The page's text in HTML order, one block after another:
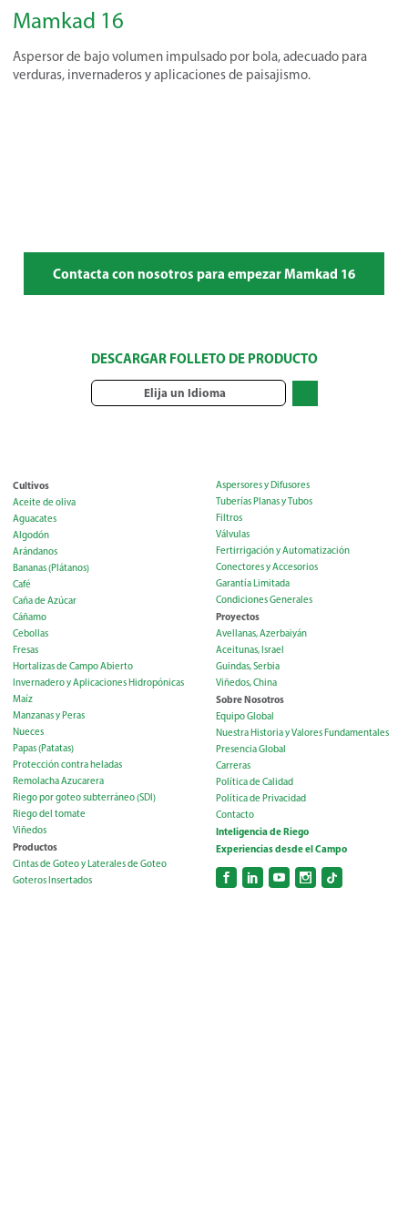
Mamkad 16
Aspersor de bajo volumen impulsado por bola, adecuado para
verduras, invernaderos y aplicaciones de paisajismo.
Contacta con nosotros para empezar Mamkad 16
DESCARGAR FOLLETO DE PRODUCTO
Elija un Idioma
Cultivos
Aceite de oliva
Aguacates
Algodón
Arándanos
Bananas (Plátanos)
Café
Caña de Azúcar
Cáñamo
Cebollas
Fresas
Hortalizas de Campo Abierto
Invernadero y Aplicaciones Hidropónicas
Maíz
Manzanas y Peras
Nueces
Papas (Patatas)
Protección contra heladas
Remolacha Azucarera
Riego por goteo subterráneo (SDI)
Riego del tomate
Viñedos
Productos
Cintas de Goteo y Laterales de Goteo
Goteros Insertados
Aspersores y Difusores
Tuberías Planas y Tubos
Filtros
Válvulas
Fertirrigación y Automatización
Conectores y Accesorios
Garantía Limitada
Condiciones Generales
Proyectos
Avellanas, Azerbaiyán
Aceitunas, Israel
Guindas, Serbia
Viñedos, China
Sobre Nosotros
Equipo Global
Nuestra Historia y Valores Fundamentales
Presencia Global
Carreras
Política de Calidad
Política de Privacidad
Contacto
Inteligencia de Riego
Experiencias desde el Campo